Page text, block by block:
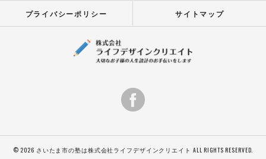
プライバシーポリシー サイトマップ
© 2026 さいたま市の塾は株式会社ライフデザインクリエイト ALL RIGHTS RESERVED.